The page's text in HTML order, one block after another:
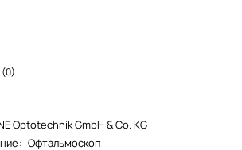
(0)
Optotechnik GmbH & Co. KG
: Офтальмоскоп